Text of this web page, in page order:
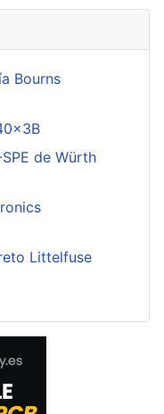
Bourns
de Würth
Littelfuse